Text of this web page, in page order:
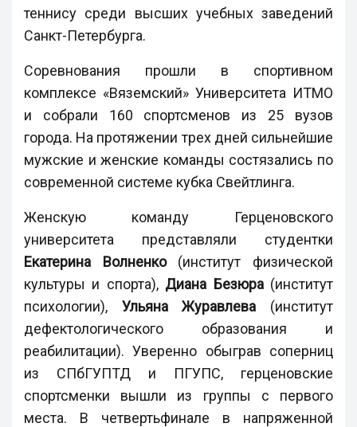
теннису среди высших учебных заведений
Санкт-Петербурга.
Соревнования прошли в спортивном
комплексе «Вяземский» Университета ИТМО
и собрали 160 спортсменов из 25 вузов
города. На протяжении трех дней сильнейшие
мужские и женские команды состязались по
современной системе кубка Свейтлинга.
Женскую команду Герценовского
университета представляли студентки
Екатерина Волненко(институт физической
культуры и спорта), Диана Безюра(институт
психологии), Ульяна Журавлева (институт
дефектологического образования и
реабилитации). Уверенно обыграв соперниц
из СПбГУПТД и ПГУПС, герценовские
спортсменки вышли из группы с первого
места. В четвертьфинале в напряженной